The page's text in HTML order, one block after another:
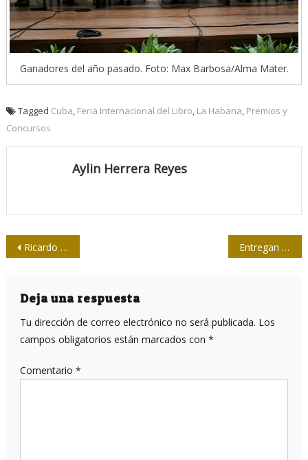
Ganadores del año pasado. Foto: Max Barbosa/Alma Mater.
Tagged Cuba, Feria Internacional del Libro, La Habana, Premios y
Concursos
Aylin Herrera Reyes
Navegación
entradas
Ricardo Ronquillo: Es una necesidad construir un nuevo modelo de prensa Entregan premios ramales Jorge Enrique Mendoza y Guillermo Cabrera Álvarez
Deja una respuesta
Tu dirección de correo electrónico no será publicada. Los
campos obligatorios están marcados con *
Comentario *